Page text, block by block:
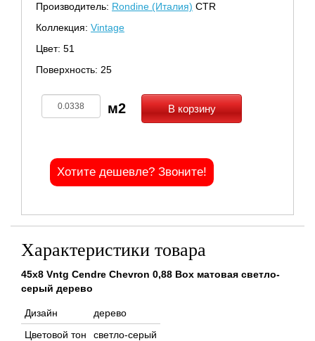
Производитель: Rondine (Италия) CTR
Коллекция: Vintage
Цвет: 51
Поверхность: 25
В корзину
Хотите дешевле? Звоните!
Характеристики товара
45x8 Vntg Cendre Chevron 0,88 Box матовая светло-
серый дерево
Дизайн
дерево
Цветовой тон
светло-серый